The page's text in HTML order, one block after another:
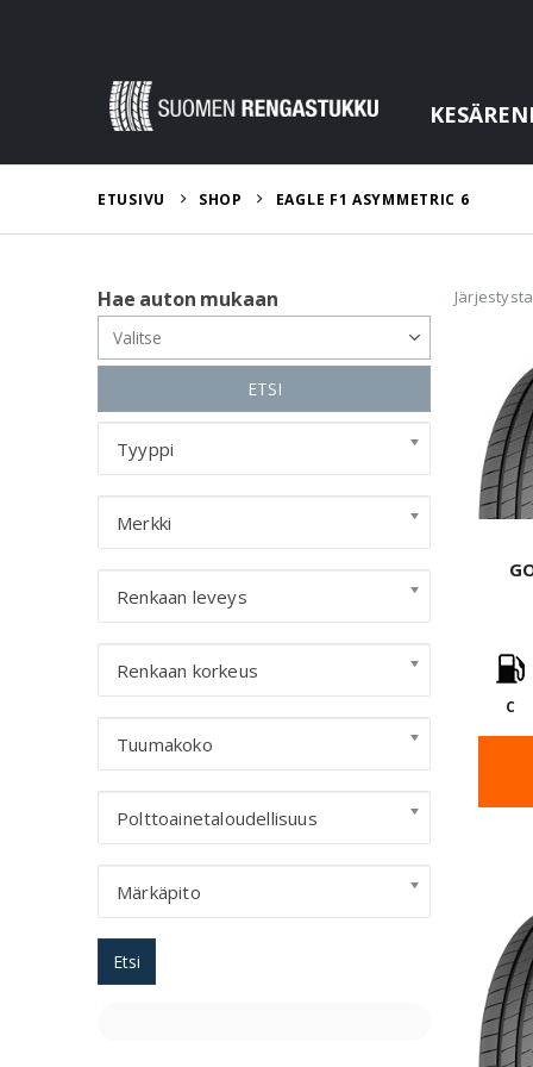
ETUSIVU SHOP EAGLE F1 ASYMMETRIC 6
C
Hae auton mukaan
ETSI
Tyyppi
Merkki
Renkaan leveys
Renkaan korkeus
Tuumakoko
Polttoainetaloudellisuus
Märkäpito
Etsi